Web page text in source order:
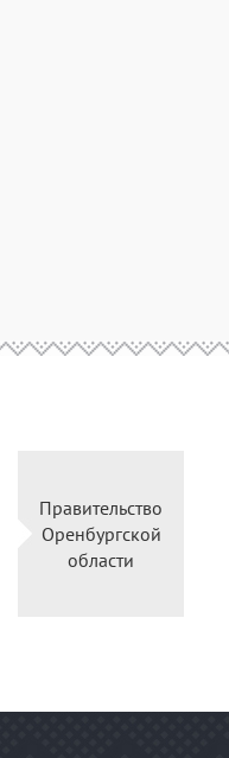
Правительство
Оренбургской
области